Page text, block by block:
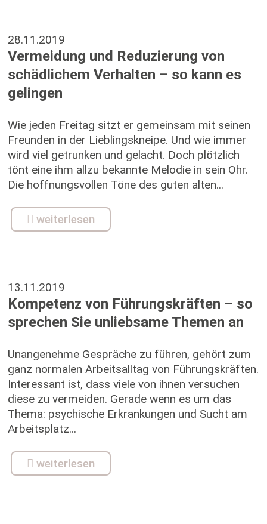
28.11.2019
Vermeidung und Reduzierung von
schädlichem Verhalten – so kann es
gelingen
Wie jeden Freitag sitzt er gemeinsam mit seinen
Freunden in der Lieblingskneipe. Und wie immer
wird viel getrunken und gelacht. Doch plötzlich
tönt eine ihm allzu bekannte Melodie in sein Ohr.
Die hoffnungsvollen Töne des guten alten...
weiterlesen
13.11.2019
Kompetenz von Führungskräften – so
sprechen Sie unliebsame Themen an
Unangenehme Gespräche zu führen, gehört zum
ganz normalen Arbeitsalltag von Führungskräften.
Interessant ist, dass viele von ihnen versuchen
diese zu vermeiden. Gerade wenn es um das
Thema: psychische Erkrankungen und Sucht am
Arbeitsplatz...
weiterlesen